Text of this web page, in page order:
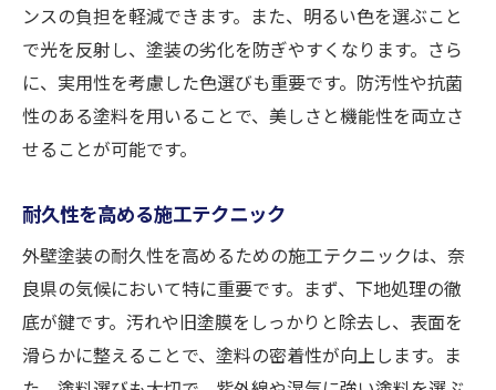
ンスの負担を軽減できます。また、明るい色を選ぶこと
で光を反射し、塗装の劣化を防ぎやすくなります。さら
に、実用性を考慮した色選びも重要です。防汚性や抗菌
性のある塗料を用いることで、美しさと機能性を両立さ
せることが可能です。
耐久性を高める施工テクニック
外壁塗装の耐久性を高めるための施工テクニックは、奈
良県の気候において特に重要です。まず、下地処理の徹
底が鍵です。汚れや旧塗膜をしっかりと除去し、表面を
滑らかに整えることで、塗料の密着性が向上します。ま